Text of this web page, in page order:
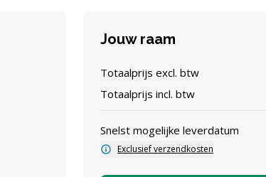
Jouw raam
Totaalprijs excl. btw
Totaalprijs incl. btw
Snelst mogelijke leverdatum
Exclusief verzendkosten